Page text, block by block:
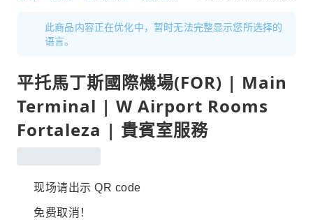
此商品内容正在优化中，暂时无法完整显示您所选择的
语言。
平托馬丁斯國際機場(FOR) | Main
Terminal | W Airport Rooms
Fortaleza | 貴賓室服務
现场请出示 QR code
免费取消！